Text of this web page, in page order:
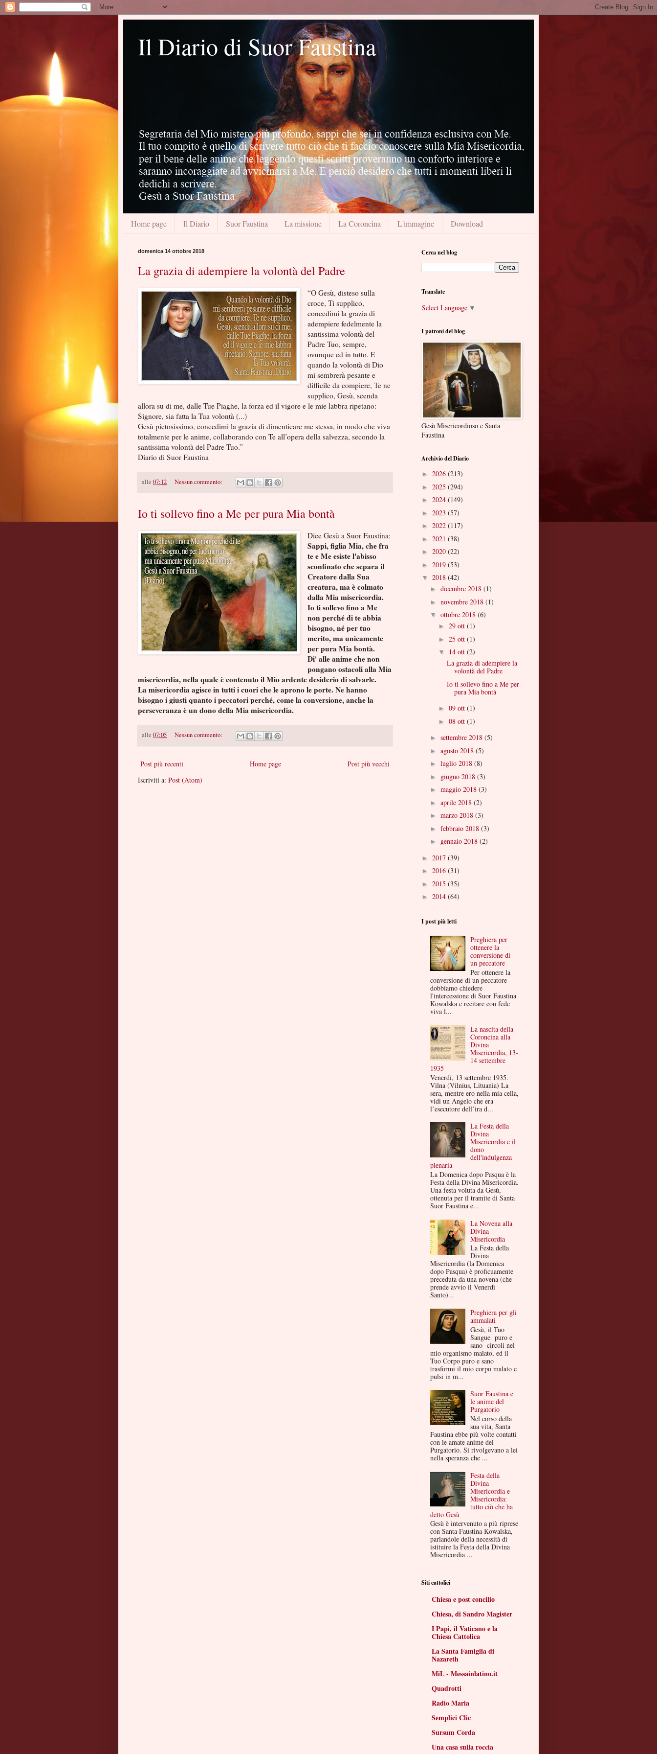
Il Diario di Suor Faustina
Home page Il Diario Suor Faustina La missione La Coroncina L'immagine Download
domenica 14 ottobre 2018
La grazia di adempiere la volontà del Padre
“O Gesù, disteso sulla
croce, Ti supplico,
concedimi la grazia di
adempiere fedelmente la
santissima volontà del
Padre Tuo, sempre,
ovunque ed in tutto. E
quando la volontà di Dio
mi sembrerà pesante e
difficile da compiere, Te ne
supplico, Gesù, scenda
allora su di me, dalle Tue Piaghe, la forza ed il vigore e le mie labbra ripetano:
Signore, sia fatta la Tua volontà (...)
Gesù pietosissimo, concedimi la grazia di dimenticare me stessa, in modo che viva
totalmente per le anime, collaborando con Te all’opera della salvezza, secondo la
santissima volontà del Padre Tuo.”
Diario di Suor Faustina
alle 07:12 Nessun commento:
Io ti sollevo fino a Me per pura Mia bontà
Dice Gesù a Suor Faustina:
Sappi, figlia Mia, che fra
te e Me esiste l'abisso
sconfinato che separa il
Creatore dalla Sua
creatura, ma è colmato
dalla Mia misericordia.
Io ti sollevo fino a Me
non perché di te abbia
bisogno, né per tuo
merito, ma unicamente
per pura Mia bontà.
Di' alle anime che non
pongano ostacoli alla Mia
misericordia, nella quale è contenuto il Mio ardente desiderio di salvarle.
La misericordia agisce in tutti i cuori che le aprono le porte. Ne hanno
bisogno i giusti quanto i peccatori perché, come la conversione, anche la
perseveranza è un dono della Mia misericordia.
alle 07:05 Nessun commento:
Post più recenti Post più vecchi
Home page
Iscriviti a: Post (Atom)
Cerca nel blog
Translate
Select Language ▼
I patroni del blog
Gesù Misericordioso e Santa
Faustina
Archivio del Diario
► 2026 (213)
► 2025 (294)
► 2024 (149)
► 2023 (57)
► 2022 (117)
► 2021 (38)
► 2020 (22)
► 2019 (53)
▼ 2018 (42)
► dicembre 2018 (1)
► novembre 2018 (1)
▼ ottobre 2018 (6)
► 29 ott (1)
► 25 ott (1)
▼ 14 ott (2)
La grazia di adempiere la
volontà del Padre
Io ti sollevo fino a Me per
pura Mia bontà
► 09 ott (1)
► 08 ott (1)
► settembre 2018 (5)
► agosto 2018 (5)
► luglio 2018 (8)
► giugno 2018 (3)
► maggio 2018 (3)
► aprile 2018 (2)
► marzo 2018 (3)
► febbraio 2018 (3)
► gennaio 2018 (2)
► 2017 (39)
► 2016 (31)
► 2015 (35)
► 2014 (64)
I post più letti
Preghiera per
ottenere la
conversione di
un peccatore
Per ottenere la
conversione di un peccatore
dobbiamo chiedere
l'intercessione di Suor Faustina
Kowalska e recitare con fede
viva l...
La nascita della
Coroncina alla
Divina
Misericordia, 13-
14 settembre
1935
Venerdì, 13 settembre 1935.
Vilna (Vilnius, Lituania) La
sera, mentre ero nella mia cella,
vidi un Angelo che era
l’esecutore dell’ira d...
La Festa della
Divina
Misericordia e il
dono
dell'indulgenza
plenaria
La Domenica dopo Pasqua è la
Festa della Divina Misericordia.
Una festa voluta da Gesù,
ottenuta per il tramite di Santa
Suor Faustina e...
La Novena alla
Divina
Misericordia
La Festa della
Divina
Misericordia (la Domenica
dopo Pasqua) è proficuamente
preceduta da una novena (che
prende avvio il Venerdì
Santo)...
Preghiera per gli
ammalati
Gesù, il Tuo
Sangue puro e
sano circoli nel
mio organismo malato, ed il
Tuo Corpo puro e sano
trasformi il mio corpo malato e
pulsi in m...
Suor Faustina e
le anime del
Purgatorio
Nel corso della
sua vita, Santa
Faustina ebbe più volte contatti
con le amate anime del
Purgatorio. Si rivolgevano a lei
nella speranza che ...
Festa della
Divina
Misericordia e
Misericordia:
tutto ciò che ha
detto Gesù
Gesù è intervenuto a più riprese
con Santa Faustina Kowalska,
parlandole della necessità di
istituire la Festa della Divina
Misericordia ...
Siti cattolici
Chiesa e post concilio
Chiesa, di Sandro Magister
I Papi, il Vaticano e la
Chiesa Cattolica
La Santa Famiglia di
Nazareth
MiL - Messainlatino.it
Quadrotti
Radio Maria
Semplici Clic
Sursum Corda
Una casa sulla roccia